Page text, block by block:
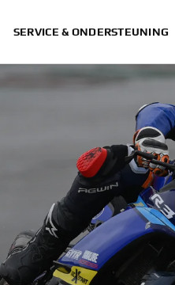
SERVICE & ONDERSTEUNING